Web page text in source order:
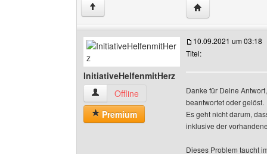
↑ Website dieses
InitiativeHelfenmitHerz
InitiativeHelfenmitHerz Benutzer-Profile
Offline
Premium
10.09.2021 um 03:18
Titel:
Danke für Deine
beantwortet oder gelöst.
Es geht nicht darum,
inklusive der
Dieses Problem taucht